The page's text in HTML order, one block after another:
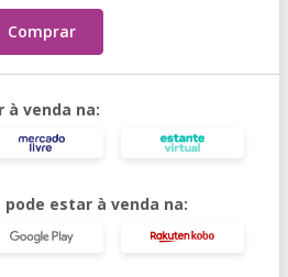
Comprar
à venda na:
estar à venda na: